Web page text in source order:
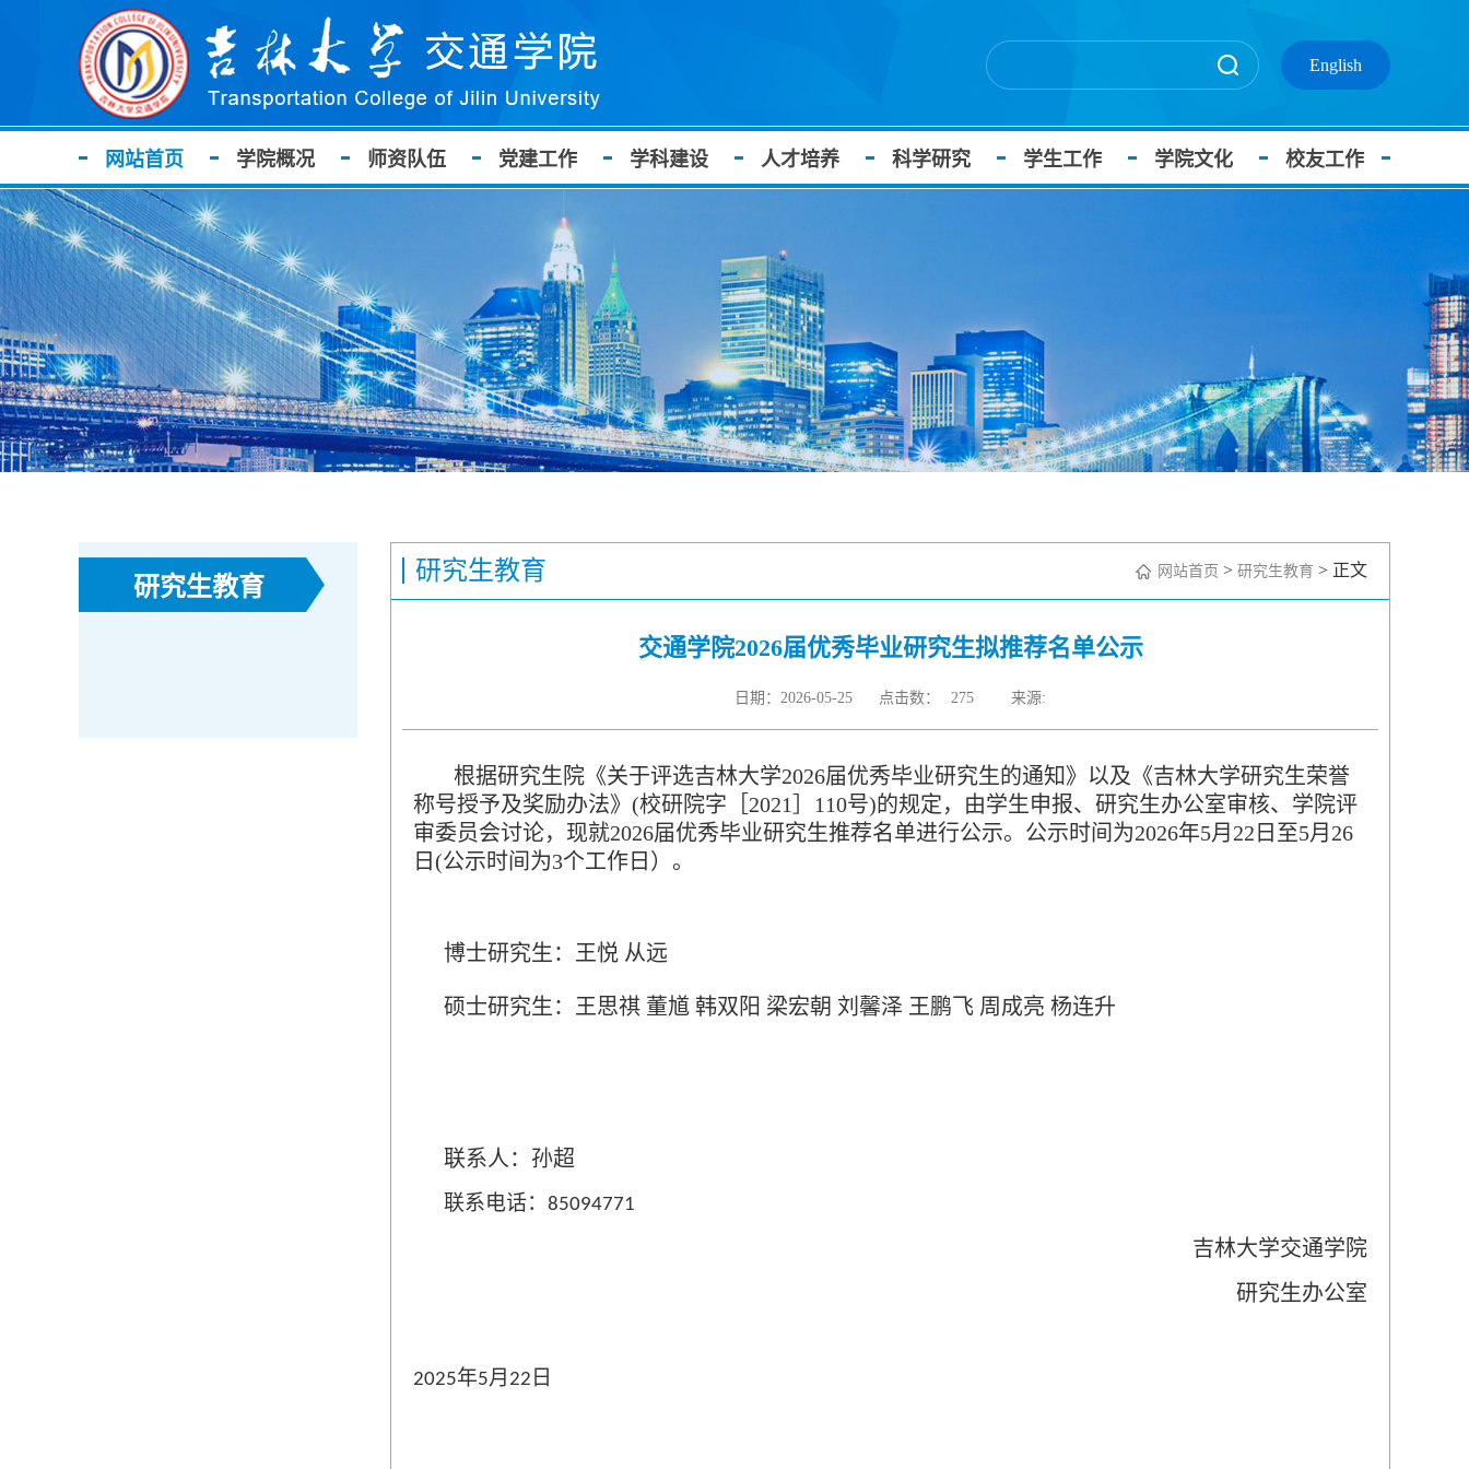
English
网站首页 学院概况 师资队伍 党建工作 学科建设 人才培养 科学研究 学生工作 学院文化 校友工作
研究生教育
研究生教育 网站首页 > 研究生教育 > 正文
交通学院2026届优秀毕业研究生拟推荐名单公示
日期：2026-05-25 点击数： 275 来源:
根据研究生院《关于评选吉林大学2026届优秀毕业研究生的通知》以及《吉林大学研究生荣誉
称号授予及奖励办法》 (校研院字［ 2021 110号)的规定，由学生申报、研究生办公室审核、学院评
审委员会讨论，现就2026届优秀毕业研究生推荐名单进行公示。公示时间为2026年5月 22 日至5月 26
日 (公示时间为3个工作日）。
博士研究生：王悦 从远
硕士研究生：王思祺 董馗 韩双阳 梁宏朝 刘馨泽 王鹏飞 周成亮 杨连升
联系人：孙超
联系电话： 85094771
吉林大学交通学院
研究生办公室
2025年5月 22 日